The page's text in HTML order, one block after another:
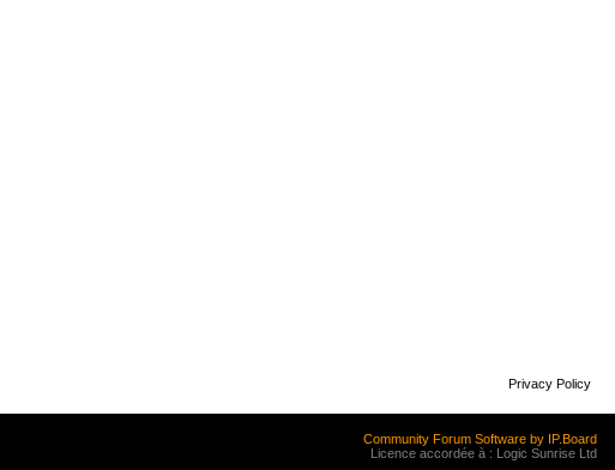
Privacy Policy
Community Forum Software by IP.Board
Licence accordée à : Logic Sunrise Ltd